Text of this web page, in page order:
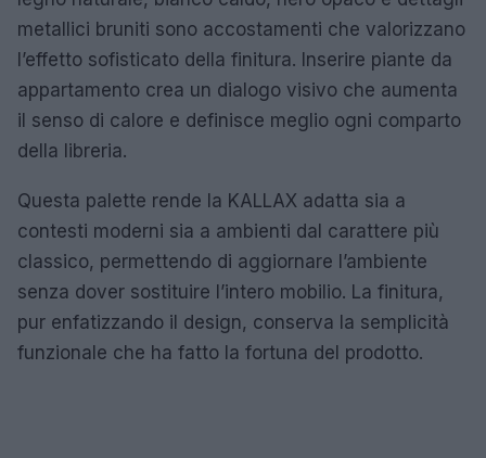
metallici bruniti sono accostamenti che valorizzano
l’effetto sofisticato della finitura. Inserire piante da
appartamento crea un dialogo visivo che aumenta
il senso di calore e definisce meglio ogni comparto
della libreria.
Questa palette rende la KALLAX adatta sia a
contesti moderni sia a ambienti dal carattere più
classico, permettendo di aggiornare l’ambiente
senza dover sostituire l’intero mobilio. La finitura,
pur enfatizzando il design, conserva la semplicità
funzionale che ha fatto la fortuna del prodotto.